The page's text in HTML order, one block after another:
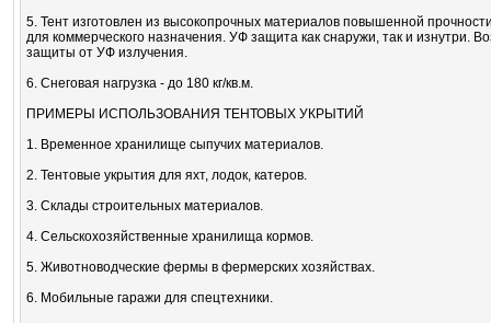
5. Тент изготовлен из высокопрочных материалов повышенной
для коммерческого назначения. УФ защита как снаружи, так и
защиты от УФ излучения.
6. Снеговая нагрузка - до 180 кг/кв.м.
ПРИМЕРЫ ИСПОЛЬЗОВАНИЯ ТЕНТОВЫХ УКРЫТИЙ
1. Временное хранилище сыпучих материалов.
2. Тентовые укрытия для яхт, лодок, катеров.
3. Склады строительных материалов.
4. Сельскохозяйственные хранилища кормов.
5. Животноводческие фермы в фермерских хозяйствах.
6. Мобильные гаражи для спецтехники.